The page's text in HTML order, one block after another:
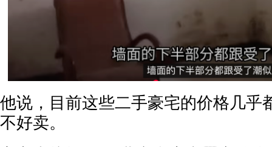
他说，目前这些二手豪宅的价格几乎
不好卖。